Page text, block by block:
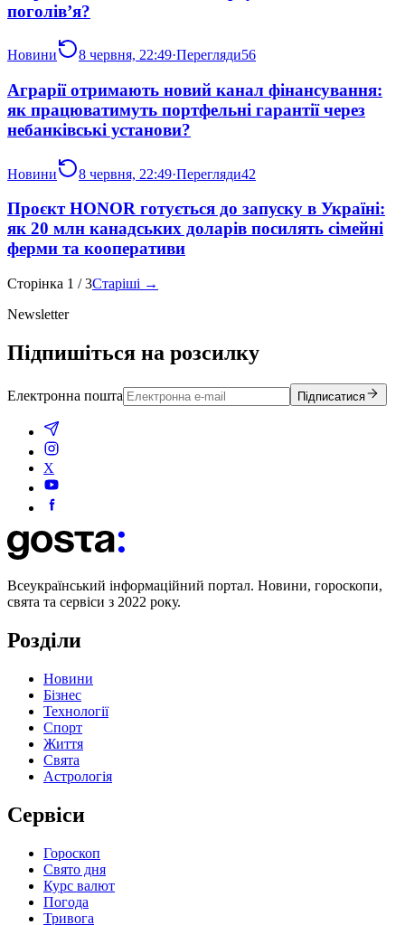
поголів’я?
Новини 8 червня, 22:49·Перегляди56
Аграрії отримають новий канал фінансування:
як працюватимуть портфельні гарантії через
небанківські установи?
Новини 8 червня, 22:49·Перегляди42
Проєкт HONOR готується до запуску в Україні:
як 20 млн канадських доларів посилять сімейні
ферми та кооперативи
Сторінка 1 /3Старіші →
Newsletter
Підпишіться на розсилку
Електронна пошта Підписатися
X
Всеукраїнський інформаційний портал. Новини, гороскопи,
свята та сервіси з 2022 року.
Розділи
Новини
Бізнес
Технології
Спорт
Життя
Свята
Астрологія
Сервіси
Гороскоп
Свято дня
Курс валют
Погода
Тривога